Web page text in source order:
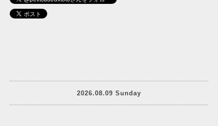
2026.08.09 Sunday